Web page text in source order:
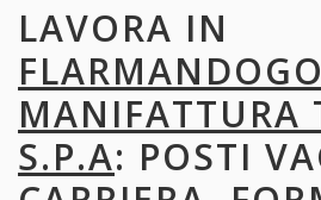
LAVORA IN
MANIFATTURA
S.P.A: POSTI